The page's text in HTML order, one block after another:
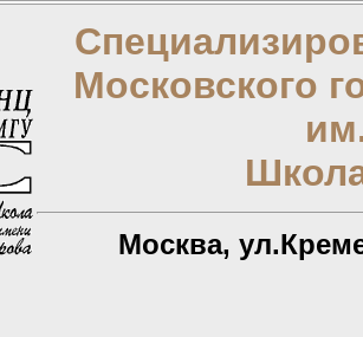
Московского
Москва,